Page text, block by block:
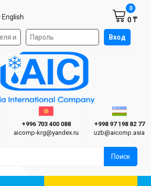
English
на сайте Вход
0 ₸
0
Company
г. Алматы
Киргизия г. Бишкек
+996 703 400 088
aicomp‑krg@yandex.ru
+998 97 198 82 77
uzb@aicomp.asia